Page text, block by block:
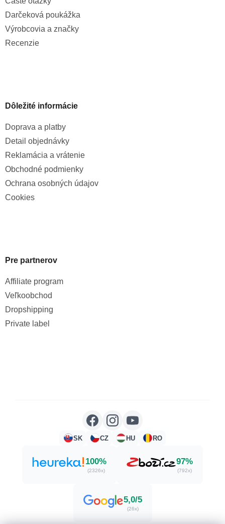
Darčeková poukážka
Výrobcovia a značky
Recenzie
Dôležité informácie
Doprava a platby
Detail objednávky
Reklamácia a vrátenie
Obchodné podmienky
Ochrana osobných údajov
Cookies
Pre partnerov
Affiliate program
Veľkoobchod
Dropshipping
Private label
SK CZ HU RO
100%
(2326x)
97%
(792x)
5,0/5
(26x)